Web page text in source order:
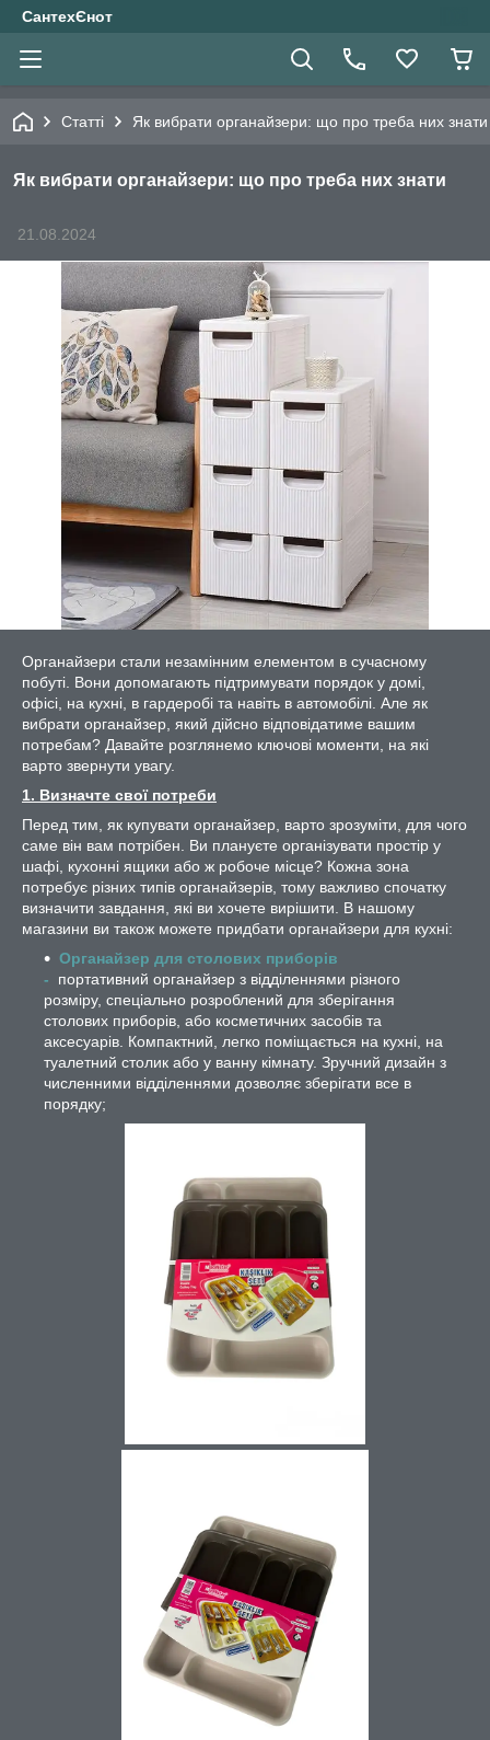
СантехЄнот
Статті Як вибрати органайзери: що про треба них знати
Як вибрати органайзери: що про треба них знати
21.08.2024
Органайзери стали незамінним елементом в сучасному
побуті. Вони допомагають підтримувати порядок у домі,
офісі, на кухні, в гардеробі та навіть в автомобілі. Але як
вибрати органайзер, який дійсно відповідатиме вашим
потребам? Давайте розглянемо ключові моменти, на які
варто звернути увагу.
1. Визначте свої потреби
Перед тим, як купувати органайзер, варто зрозуміти, для чого
саме він вам потрібен. Ви плануєте організувати простір у
шафі, кухонні ящики або ж робоче місце? Кожна зона
потребує різних типів органайзерів, тому важливо спочатку
визначити завдання, які ви хочете вирішити. В нашому
магазини ви також можете придбати органайзери для кухні:
Органайзер для столових приборів
-
портативний органайзер з відділеннями різного
розміру, спеціально розроблений для зберігання
столових приборів, або косметичних засобів та
аксесуарів. Компактний, легко поміщається на кухні, на
туалетний столик або у ванну кімнату. Зручний дизайн з
численними відділеннями дозволяє зберігати все в
порядку;